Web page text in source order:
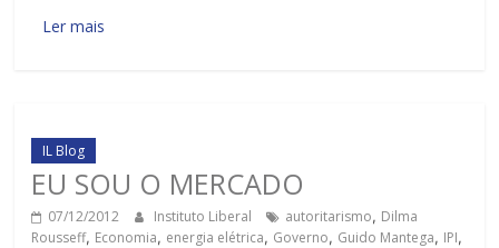
Ler mais
IL Blog
EU SOU O MERCADO
07/12/2012 Instituto Liberal autoritarismo, Dilma
Rousseff, Economia, energia elétrica, Governo, Guido Mantega, IPI,